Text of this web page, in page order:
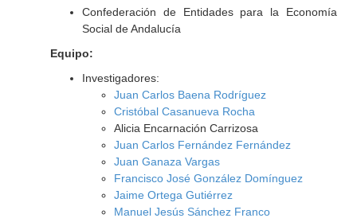
Confederación de Entidades para la Economía
Social de Andalucía
Equipo:
Investigadores:
Juan Carlos Baena Rodríguez
Cristóbal Casanueva Rocha
Alicia Encarnación Carrizosa
Juan Carlos Fernández Fernández
Juan Ganaza Vargas
Francisco José González Domínguez
Jaime Ortega Gutiérrez
Manuel Jesús Sánchez Franco